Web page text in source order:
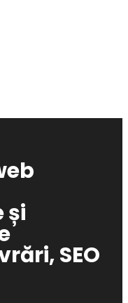
și
SEO